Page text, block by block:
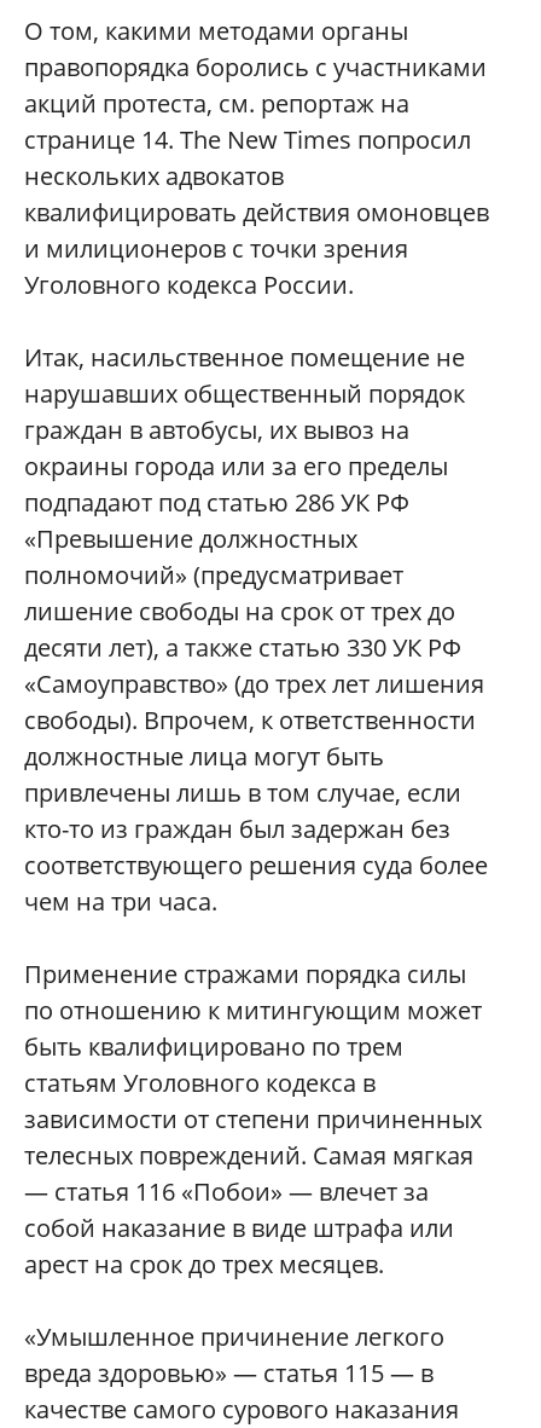
О том, какими методами органы
правопорядка боролись с участниками
акций протеста, см. репортаж на
странице 14. The New Times попросил
нескольких адвокатов
квалифицировать действия омоновцев
и милиционеров с точки зрения
Уголовного кодекса России.
Итак, насильственное помещение не
нарушавших общественный порядок
граждан в автобусы, их вывоз на
окраины города или за его пределы
подпадают под статью 286 УК РФ
«Превышение должностных
полномочий» (предусматривает
лишение свободы на срок от трех до
десяти лет), а также статью 330 УК РФ
«Самоуправство» (до трех лет лишения
свободы). Впрочем, к ответственности
должностные лица могут быть
привлечены лишь в том случае, если
кто-то из граждан был задержан без
соответствующего решения суда более
чем на три часа.
Применение стражами порядка силы
по отношению к митингующим может
быть квалифицировано по трем
статьям Уголовного кодекса в
зависимости от степени причиненных
телесных повреждений. Самая мягкая
— статья 116 «Побои» — влечет за
собой наказание в виде штрафа или
арест на срок до трех месяцев.
«Умышленное причинение легкого
вреда здоровью» — статья 115 — в
качестве самого сурового наказания